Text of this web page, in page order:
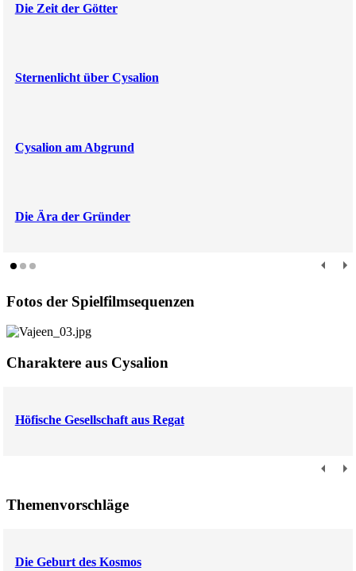
Die Zeit der Götter
Sternenlicht über Cysalion
Cysalion am Abgrund
Die Ära der Gründer
Fotos der Spielfilmsequenzen
Charaktere aus Cysalion
Höfische Gesellschaft aus Regat
Themenvorschläge
Die Geburt des Kosmos